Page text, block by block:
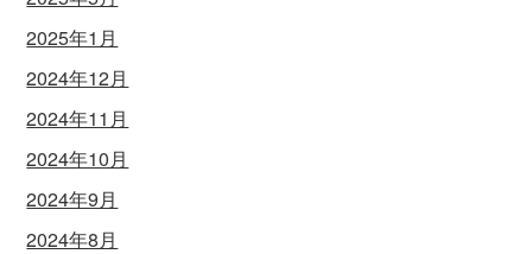
2025年1月
2024年12月
2024年11月
2024年10月
2024年9月
2024年8月